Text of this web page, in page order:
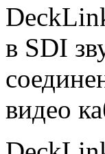
в SDI
видео